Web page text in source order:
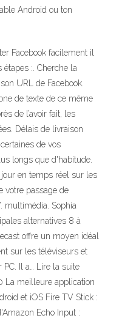
Android ou ton
Facebook facilement il
:. Cherche la
URL de Facebook.
de texte de ce même
de l’avoir fait, les
Délais de livraison
de vos
longs que d'habitude.
jour en temps réel sur les
votre passage de
multimédia. Sophia
alternatives 8 à
offre un moyen idéal
sur les téléviseurs et
Il a… Lire la suite
La meilleure application
et iOS Fire TV Stick :
Echo Input :